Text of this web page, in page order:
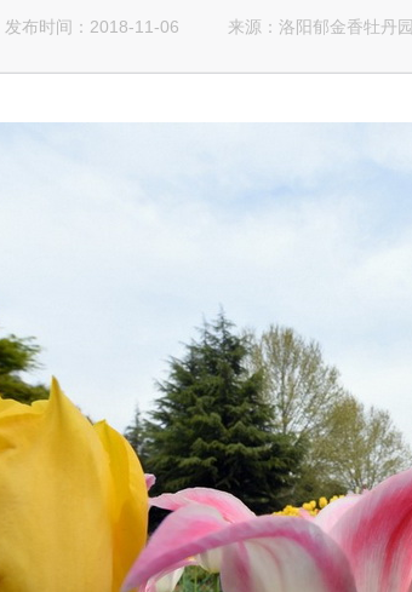
发布时间：2018-11-06 来源： 洛阳郁金香牡丹园